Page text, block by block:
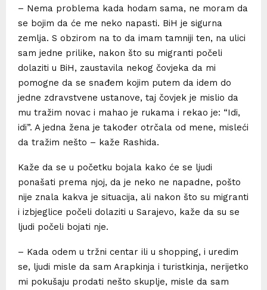
– Nema problema kada hodam sama, ne moram da
se bojim da će me neko napasti. BiH je sigurna
zemlja. S obzirom na to da imam tamniji ten, na ulici
sam jedne prilike, nakon što su migranti počeli
dolaziti u BiH, zaustavila nekog čovjeka da mi
pomogne da se snađem kojim putem da idem do
jedne zdravstvene ustanove, taj čovjek je mislio da
mu tražim novac i mahao je rukama i rekao je: “Idi,
idi”. A jedna žena je također otrčala od mene, misleći
da tražim nešto – kaže Rashida.
Kaže da se u početku bojala kako će se ljudi
ponašati prema njoj, da je neko ne napadne, pošto
nije znala kakva je situacija, ali nakon što su migranti
i izbjeglice počeli dolaziti u Sarajevo, kaže da su se
ljudi počeli bojati nje.
– Kada odem u tržni centar ili u shopping, i uredim
se, ljudi misle da sam Arapkinja i turistkinja, nerijetko
mi pokušaju prodati nešto skuplje, misle da sam